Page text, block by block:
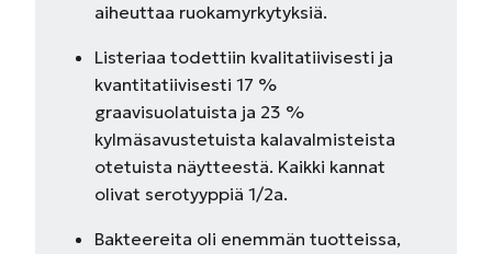
aiheuttaa ruokamyrkytyksiä.
Listeriaa todettiin kvalitatiivisesti ja
kvantitatiivisesti 17 %
graavisuolatuista ja 23 %
kylmäsavustetuista kalavalmisteista
otetuista näytteestä. Kaikki kannat
olivat serotyyppiä 1/2a.
Bakteereita oli enemmän tuotteissa,